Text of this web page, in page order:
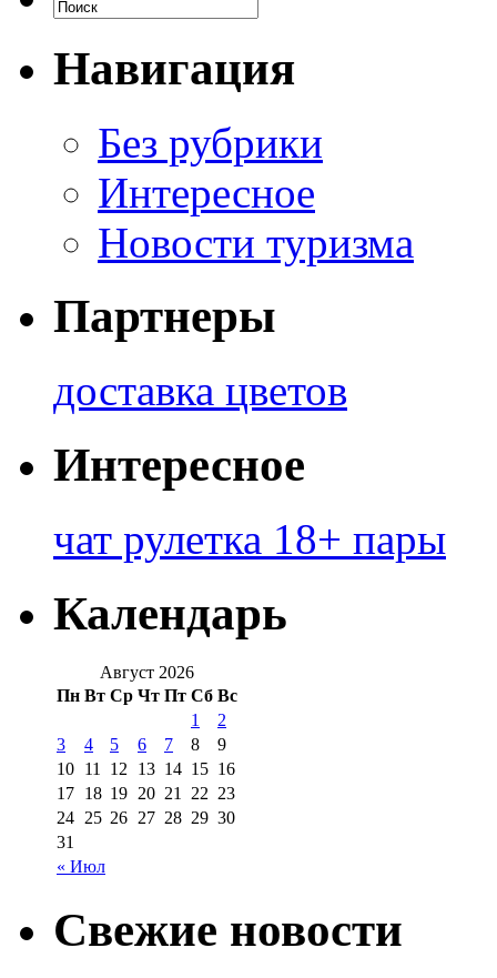
Навигация
Без рубрики
Интересное
Новости туризма
Партнеры
доставка цветов
Интересное
чат рулетка 18+ пары
Календарь
Август 2026
Пн Вт Ср Чт Пт Сб Вс
« Июл
1
2
3
4 5 6 7 8
9
10 11 12 13 14 15 16
17 18 19 20 21 22 23
24 25 26 27 28 29 30
31
Свежие новости